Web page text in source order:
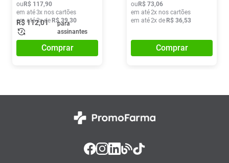
ou R$ 117,90
em até3x nos cartões
em até3x de R$ 39,30
R$112,01
para
assinantes
Comprar
ou R$ 73,06
em até2x nos cartões
em até2x de R$ 36,53
Comprar